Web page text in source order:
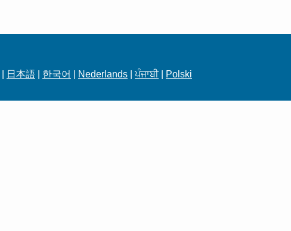
日本語 한국어 Nederlands |ਪੰਜਾਬੀ|
Polski